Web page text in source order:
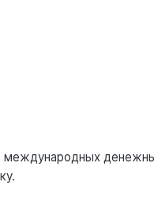
международных